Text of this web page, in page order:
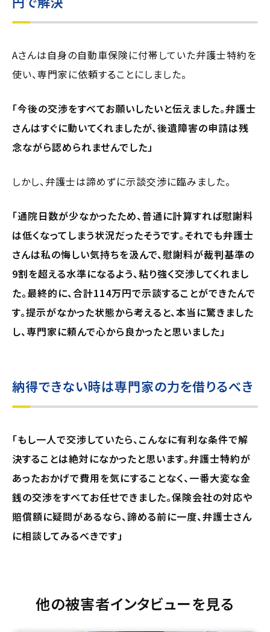
Aさんは自身の自動車保険に付帯していた弁護士特約を
使い、専門家に依頼することにしました。
「今後の交渉をすべてお願いしたいと伝えました。弁護士
さんはすぐに動いてくれましたが、後遺障害の申請は残
念ながら認められませんでした」
しかし、弁護士は諦めずに示談交渉に臨みました。
「通院日数が少なかったため、普通に計算すれば慰謝料
は低くなってしまう状況だったそうです。それでも弁護士
さんは私の悔しい気持ちを汲んで、慰謝料が裁判基準の
9割を超える水準になるよう、粘り強く交渉してくれまし
た。最終的に、合計114万円で示談することができたんで
す。提示がなかった状態から考えると、本当に驚きました
し、専門家に頼んで心から良かったと思いました」
納得できない時は専門家の力を借りるべき
「もし一人で交渉していたら、こんなに有利な条件で解
決することは絶対になかったと思います。弁護士特約が
あったおかげで費用を気にすることなく、一番大変な金
銭の交渉をすべてお任せできました。保険会社の対応や
賠償額に疑問があるなら、諦める前に一度、弁護士さん
に相談してみるべきです」
他の被害者インタビューを見る